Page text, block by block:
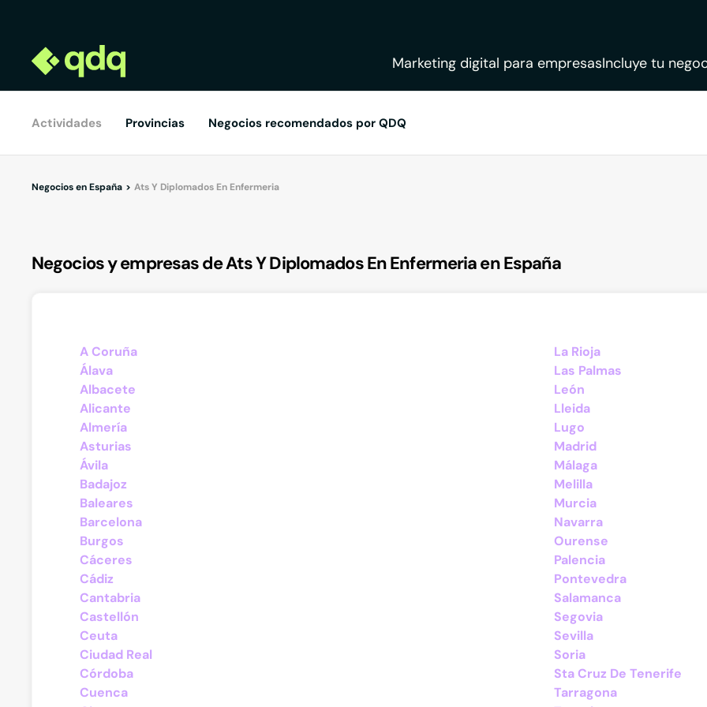
Marketing digital para empresasIncluye tu
Actividades Provincias Negocios recomendados por QDQ
Negocios en España Ats Y Diplomados En Enfermeria
Negocios y empresas de Ats Y Diplomados En Enfermeria en España
A Coruña
Álava
Albacete
Alicante
Almería
Asturias
Ávila
Badajoz
Baleares
Barcelona
Burgos
Cáceres
Cádiz
Cantabria
Castellón
Ceuta
Ciudad Real
Córdoba
Cuenca
La Rioja
Las Palmas
León
Lleida
Lugo
Madrid
Málaga
Melilla
Murcia
Navarra
Ourense
Palencia
Pontevedra
Salamanca
Segovia
Sevilla
Soria
Sta Cruz De Tenerife
Tarragona